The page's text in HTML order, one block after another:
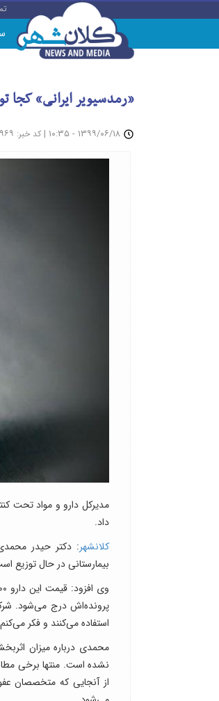
«رمدسیویر ایرانی» کجا
| کد خبر: ۸۹۶۹
مدیرکل دارو و مواد تحت
داد.
کلانشهر: دکتر حیدر
بیمارستانی در حال توزیع
استفاده می‌کنند و فکر می‌کنم ۱۰ درصد هزینه آن از بیماران دریافت می‌شود.
محمدی درباره میزان
از آنجایی که متخصصان